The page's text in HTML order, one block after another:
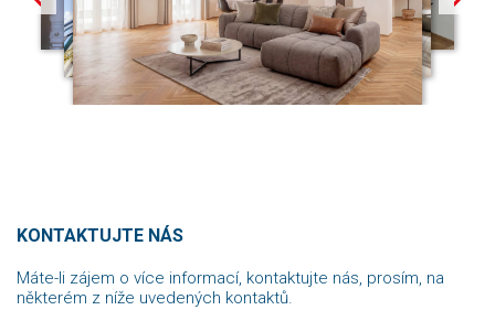
KONTAKTUJTE NÁS
Máte-li zájem o více informací, kontaktujte nás, prosím, na
některém z níže uvedených kontaktů.